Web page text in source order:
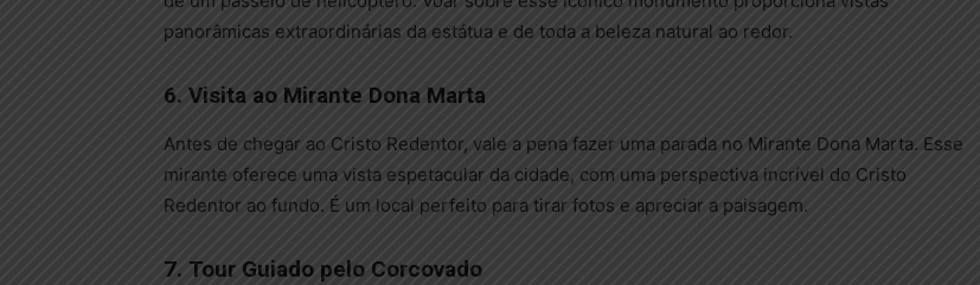
panorâmicas extraordinárias da estátua e de toda a beleza natural ao redor.
6. Visita ao Mirante Dona Marta
Antes de chegar ao Cristo Redentor, vale a pena fazer uma parada no Mirante Dona Marta. Esse
mirante oferece uma vista espetacular da cidade, com uma perspectiva incrível do Cristo
Redentor ao fundo. É um local perfeito para tirar fotos e apreciar a paisagem.
7. Tour Guiado pelo Corcovado